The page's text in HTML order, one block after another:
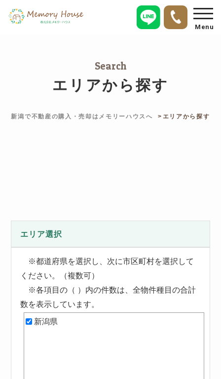
Menu
Search
エリアから探す
新潟で不動産の購入・売却はメモリーハウスへ エリアから探す
エリア選択
※都道府県を選択し、次に市区町村を選択して
ください。（複数可）
※各項目の（ ）内の件数は、全物件種目の合計
数を表示しています。
新潟県